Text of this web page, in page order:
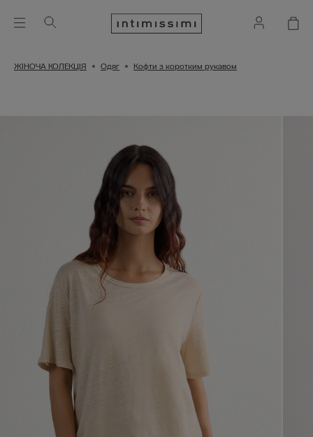
ЖІНОЧА КОЛЕКЦІЯ Одяг Кофти з коротким рукавом